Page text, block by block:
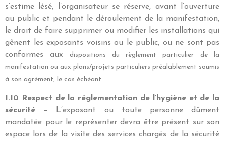
s’estime lésé, l’organisateur se réserve, avant l’ouverture
au public et pendant le déroulement de la manifestation,
le droit de faire supprimer ou modifier les installations qui
gênent les exposants voisins ou le public, ou ne sont pas
conformes aux dispositions du règlement particulier de la
manifestation ou aux plans/projets particuliers préalablement soumis
à son agrément, le cas échéant.
1.10 Respect de la réglementation de l’hygiène et de la
sécurité – L’exposant ou toute personne dûment
mandatée pour le représenter devra être présent sur son
espace lors de la visite des services chargés de la sécurité